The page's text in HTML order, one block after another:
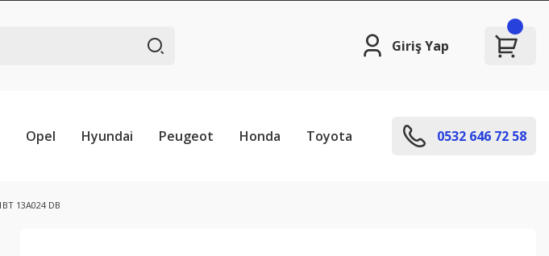
Giriş Yap
Opel Hyundai Peugeot Honda Toyota 0532 646 72 58
13A024 DB